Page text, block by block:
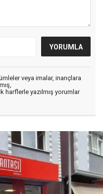
veya imalar, inançlara
harflerle yazılmış yorumlar